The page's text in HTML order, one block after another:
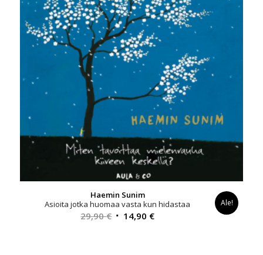
Haemin Sunim
Asioita jotka huomaa vasta kun hidastaa
29,90€ Alkuperäinen
14,90 €Nykyinen
Ale!